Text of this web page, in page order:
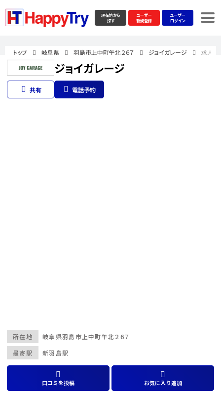
現在地から
探す
ユーザー
新規登録
ユーザー
ログイン
トップ 岐阜県 羽島市上中町午北２６７ ジョイガレージ 求人情
ジョイガレージ
共有 電話予約
最寄駅 新羽島駅
所在地 岐阜県羽島市上中町午北２６７
口コミを投稿 お気に入り追加